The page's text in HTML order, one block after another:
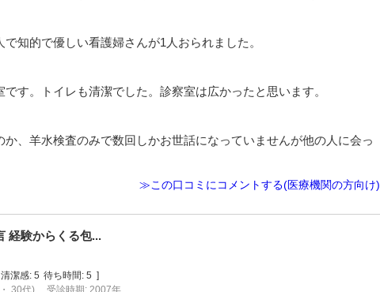
知的で優しい看護婦さんが1人おられました。
す。トイレも清潔でした。診察室は広かったと思います。
、羊水検査のみで数回しかお世話になっていませんが他の人に会っ
≫この口コミにコメントする(医療機関の方向け)
経験からくる包...
清潔感: 5 待ち時間: 5 ]
30代) 受診時期: 2007年